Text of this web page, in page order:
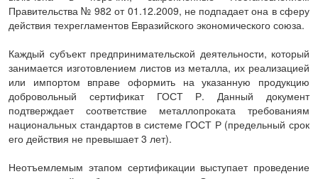
Правительства № 982 от 01.12.2009, не подпадает она в сферу
действия техрегламентов Евразийского экономического союза.
Каждый субъект предпринимательской деятельности, который
занимается изготовлением листов из металла, их реализацией
или импортом вправе оформить на указанную продукцию
добровольный сертификат ГОСТ Р. Данный документ
подтверждает соответствие металлопроката требованиям
национальных стандартов в системе ГОСТ Р (предельный срок
его действия не превышает 3 лет).
Неотъемлемым этапом сертификации выступает проведение